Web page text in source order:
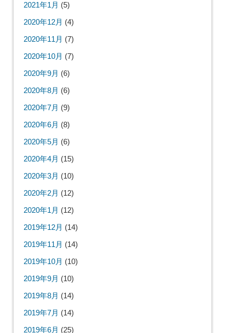
2021年1月 (5)
2020年12月 (4)
2020年11月 (7)
2020年10月 (7)
2020年9月 (6)
2020年8月 (6)
2020年7月 (9)
2020年6月 (8)
2020年5月 (6)
2020年4月 (15)
2020年3月 (10)
2020年2月 (12)
2020年1月 (12)
2019年12月 (14)
2019年11月 (14)
2019年10月 (10)
2019年9月 (10)
2019年8月 (14)
2019年7月 (14)
2019年6月 (25)